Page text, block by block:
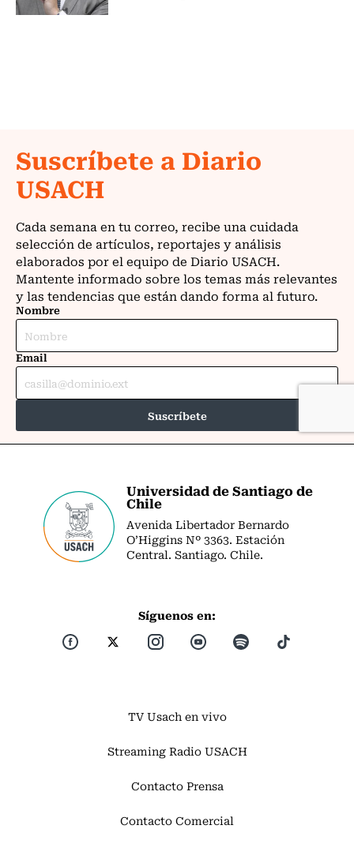
Universidad de Santiago de
Chile
Avenida Libertador Bernardo
O’Higgins Nº 3363. Estación
Central. Santiago. Chile.
Síguenos en:
TV Usach en vivo
Streaming Radio USACH
Contacto Prensa
Contacto Comercial